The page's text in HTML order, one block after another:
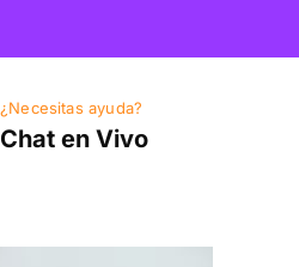
¿Necesitas ayuda?
Chat en Vivo